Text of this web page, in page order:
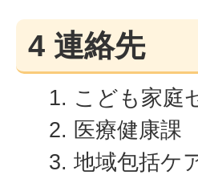
4 連絡先
こども家庭
医療健康課
地域包括ケ